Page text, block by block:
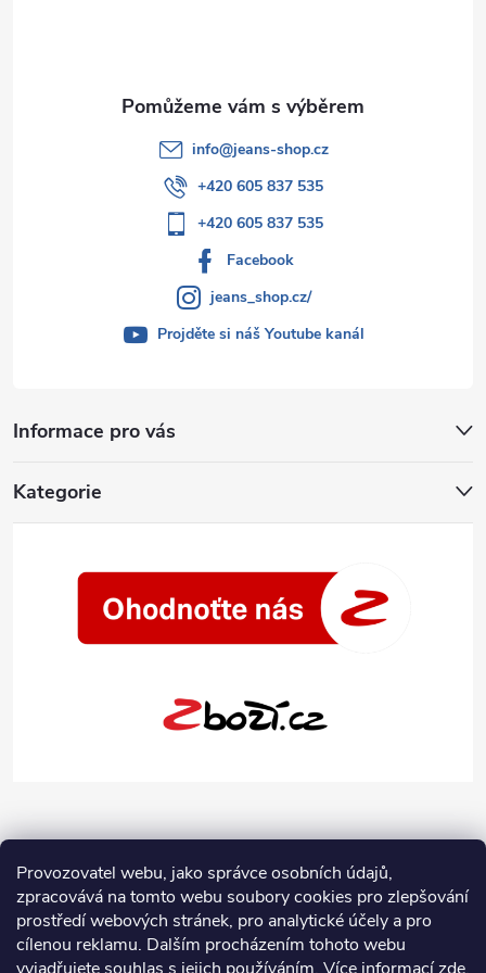
Provozovatel webu, jako správce osobních údajů,
zpracovává na tomto webu soubory cookies pro zlepšování
prostředí webových stránek, pro analytické účely a pro
cílenou reklamu. Dalším procházením tohoto webu
Informace pro vás
Kategorie
info@jeans-shop.cz
+420 605 837 535
+420 605 837 535
Facebook
jeans_shop.cz/
Projděte si náš Youtube kanál